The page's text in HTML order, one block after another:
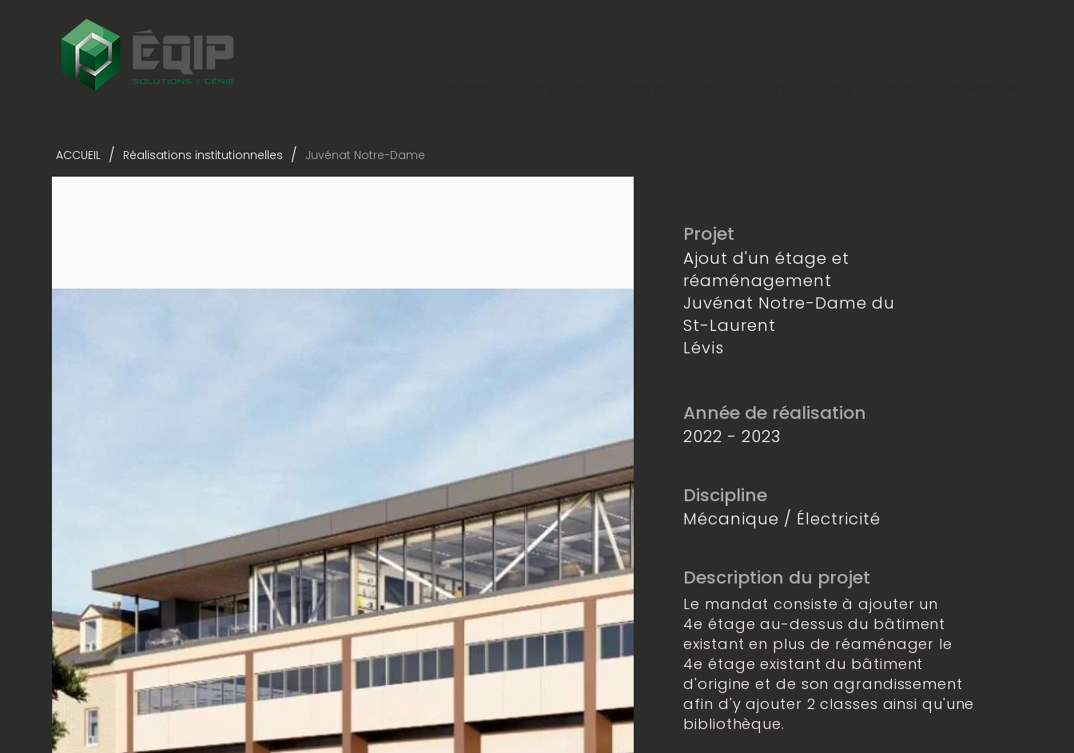
ACCUEIL / Réalisations institutionnelles / Juvénat Notre-Dame
Projet
Ajout d'un étage et
réaménagement
Juvénat Notre-Dame du
St-Laurent
Lévis
Année de réalisation
2022 - 2023
Discipline
Mécanique / Électricité
Description du projet
Le mandat consiste à ajouter un
4e étage au-dessus du bâtiment
existant en plus de réaménager le
4e étage existant du bâtiment
d'origine et de son agrandissement
afin d'y ajouter 2 classes ainsi qu'une
bibliothèque.